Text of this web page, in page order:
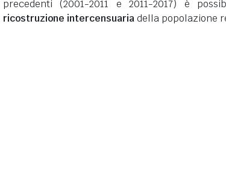
precedenti (2001-2011 e 2011-2017) è
ricostruzione intercensuariadella popolazione